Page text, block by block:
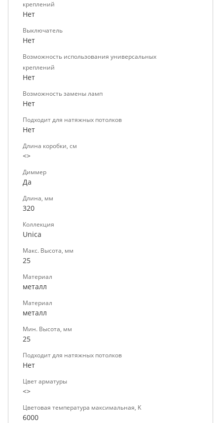
креплений
Нет
Выключатель
Нет
Возможность использования универсальных
креплений
Нет
Возможность замены ламп
Нет
Подходит для натяжных потолков
Нет
Длина коробки, см
<>
Диммер
Да
Длина, мм
320
Коллекция
Unica
Макс. Высота, мм
25
Материал
металл
Материал
металл
Мин. Высота, мм
25
Подходит для натяжных потолков
Нет
Цвет арматуры
<>
Цветовая температура максимальная, K
6000